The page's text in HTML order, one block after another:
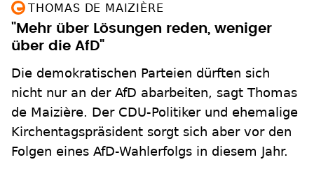
THOMAS DE MAIZIÈRE
"Mehr über Lösungen reden, weniger
über die AfD"
Die demokratischen Parteien dürften sich
nicht nur an der AfD abarbeiten, sagt Thomas
de Maizière. Der CDU-Politiker und ehemalige
Kirchentagspräsident sorgt sich aber vor den
Folgen eines AfD-Wahlerfolgs in diesem Jahr.